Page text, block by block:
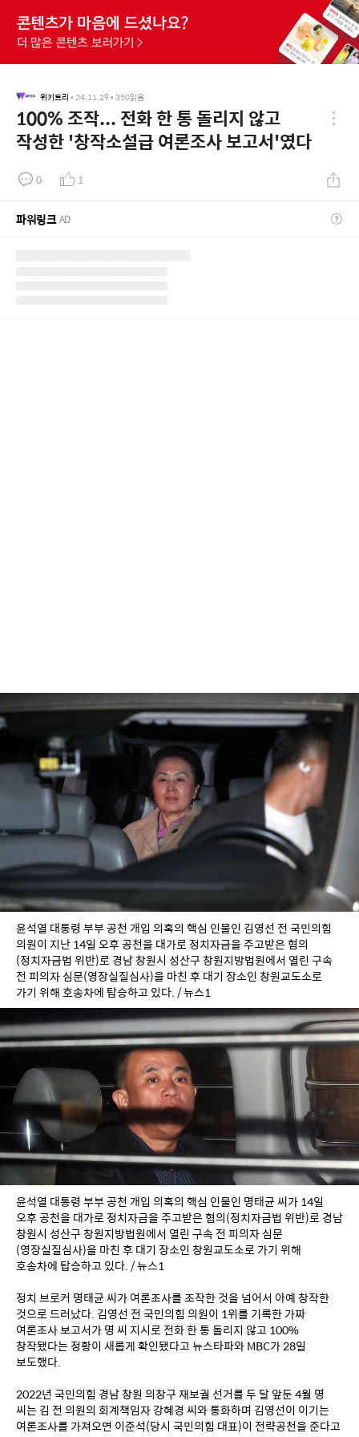
위키트리 • 24.11.29• 350읽음
100% 조작... 전화 한 통 돌리지 않고
작성한 '창작소설급 여론조사 보고서'였다
0 1
파워링크AD
윤석열 대통령 부부 공천 개입 의혹의 핵심 인물인 김영선 전 국민의힘
의원이 지난 14일 오후 공천을 대가로 정치자금을 주고받은 혐의
(정치자금법 위반)로 경남 창원시 성산구 창원지방법원에서 열린 구속
전 피의자 심문(영장실질심사)을 마친 후 대기 장소인 창원교도소로
가기 위해 호송차에 탑승하고 있다. / 뉴스1
윤석열 대통령 부부 공천 개입 의혹의 핵심 인물인 명태균 씨가 14일
오후 공천을 대가로 정치자금을 주고받은 혐의(정치자금법 위반)로 경남
창원시 성산구 창원지방법원에서 열린 구속 전 피의자 심문
(영장실질심사)을 마친 후 대기 장소인 창원교도소로 가기 위해
호송차에 탑승하고 있다. / 뉴스1
정치 브로커 명태균 씨가 여론조사를 조작한 것을 넘어서 아예 창작한
것으로 드러났다. 김영선 전 국민의힘 의원이 1위를 기록한 가짜
여론조사 보고서가 명 씨 지시로 전화 한 통 돌리지 않고 100%
창작됐다는 정황이 새롭게 확인됐다고 뉴스타파와 MBC가 28일
보도했다.
2022년 국민의힘 경남 창원 의창구 재보궐 선거를 두 달 앞둔 4월 명
씨는 김 전 의원의 회계책임자 강혜경 씨와 통화하며 김영선이 이기는
여론조사를 가져오면 이준석(당시 국민의힘 대표)이 전략공천을 준다고